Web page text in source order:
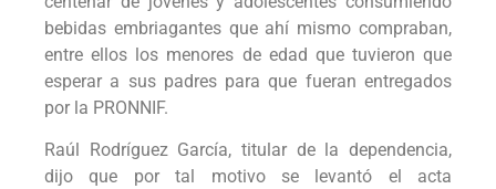
bebidas embriagantes que ahí mismo compraban,
entre ellos los menores de edad que tuvieron que
esperar a sus padres para que fueran entregados
por la PRONNIF.
Raúl Rodríguez García, titular de la dependencia,
dijo que por tal motivo se levantó el acta